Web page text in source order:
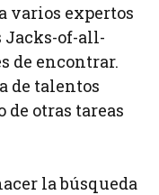
varios expertos
Jacks-of-all-
de encontrar.
de talentos
otras tareas
la búsqueda